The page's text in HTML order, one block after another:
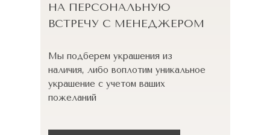
НА ПЕРСОНАЛЬНУЮ
ВСТРЕЧУ С МЕНЕДЖЕРОМ
Мы подберем украшения из
наличия, либо воплотим уникальное
украшение с учетом ваших
пожеланий